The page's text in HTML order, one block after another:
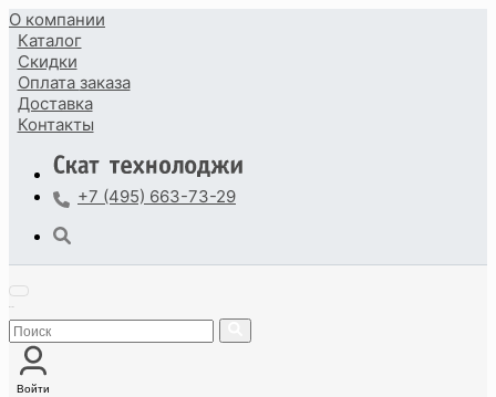
О компании
Каталог
Скидки
Оплата заказа
Доставка
Контакты
+7 (495) 663-73-29
Войти